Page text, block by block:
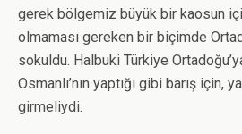
gerek bölgemiz büyük bir kaosun
olmaması gereken bir biçimde
sokuldu. Halbuki Türkiye
Osmanlı’nın yaptığı gibi barış için,
girmeliydi.